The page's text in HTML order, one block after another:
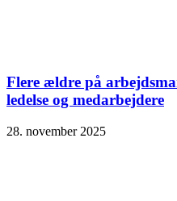
Flere ældre på
ledelse og medarbejdere
28. november 2025